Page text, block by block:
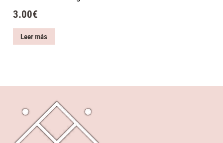
3.00€
Leer más